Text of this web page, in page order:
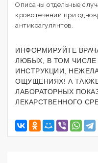
Описаны отдельные
кровотечений при
антикоагулянтов.
ИНФОРМИРУЙТЕ
ЛЮБЫХ, В ТОМ
ИНСТРУКЦИИ,
ОЩУЩЕНИЯХ! А
ЛАБОРАТОРНЫХ
ЛЕКАРСТВЕННОГО